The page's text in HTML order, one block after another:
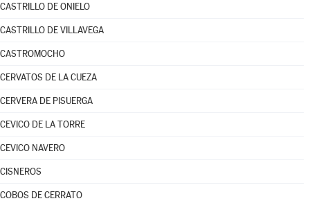
CASTRILLO DE ONIELO
CASTRILLO DE VILLAVEGA
CASTROMOCHO
CERVATOS DE LA CUEZA
CERVERA DE PISUERGA
CEVICO DE LA TORRE
CEVICO NAVERO
CISNEROS
COBOS DE CERRATO